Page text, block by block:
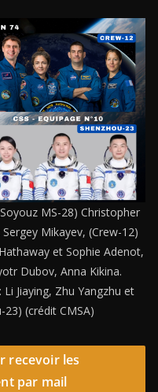
MS-28) Christopher
Mikayev, (Crew-12)
et Sophie Adenot,
Dubov, Anna Kikina.
Jiaying, Zhu Yangzhu et
23) (crédit CMSA)
recevoir les
par mail